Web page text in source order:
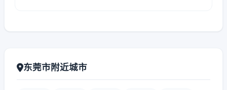
东莞市附近城市